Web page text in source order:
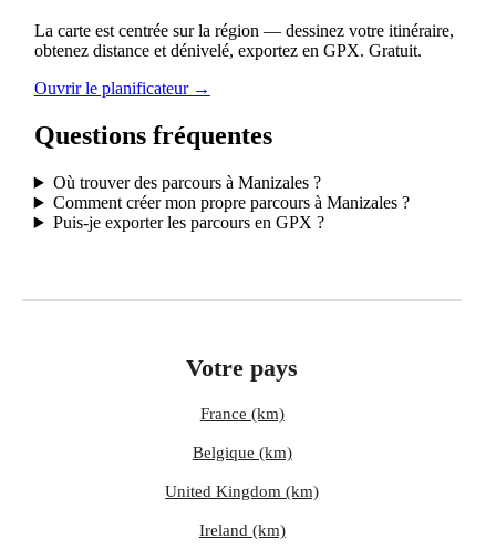
La carte est centrée sur la région — dessinez votre itinéraire,
obtenez distance et dénivelé, exportez en GPX. Gratuit.
Ouvrir le planificateur →
Questions fréquentes
Où trouver des parcours à Manizales ?
Comment créer mon propre parcours à Manizales ?
Puis-je exporter les parcours en GPX ?
Votre pays
France (km)
Belgique (km)
United Kingdom (km)
Ireland (km)